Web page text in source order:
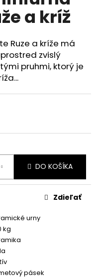
a kríž
Ruze a kríže má
zvislý
pruhmi, ktorý je
DO KOŠÍKA
urny
kg
pásek
Zdieľať